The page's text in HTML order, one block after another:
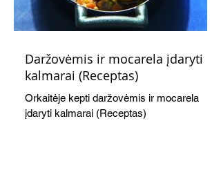
Daržovėmis ir mocarela įdaryti
kalmarai (Receptas)
Orkaitėje kepti daržovėmis ir mocarela
įdaryti kalmarai (Receptas)